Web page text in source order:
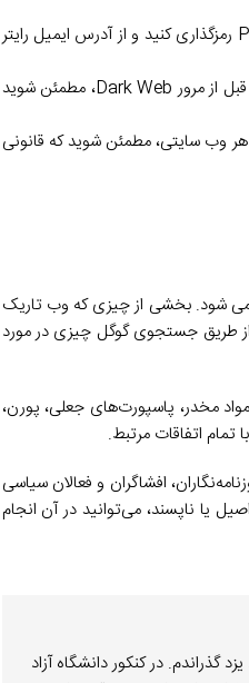
استفاده از ایمیل امن: استفاده از آدرس ایمیل معمولی خود در هنگام مرور وب تاریک ممنوع است. در عوض، پیام ها را با استفاده از PGP رمزگذاری کنید و از آدرس ایمیل رایتر
جاوا اسکریپت را خاموش کنید: جاوا اسکریپت پتانسیل جمع آوری اطلاعات خصوصی یا انجام سایر اعمال شرورانه را در مرورگر شما دارد. قبل از مرور Dark Web، مطمئن شوید
وب سایتی، مطمئن شوید که قانونی
می شود. بخشی از چیزی که وب تاریک
طریق جستجوی گوگل چیزی در مورد
مخدر، پاسپورت‌های جعلی، پورن،
اتفاقات مرتبط.
افشاگران و فعالان سیاسی
یا ناپسند، می‌توانید در آن انجام
یزد گذراندم. در کنکور دانشگاه آزاد